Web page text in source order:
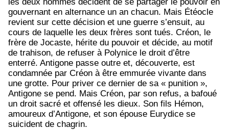
gouvernant en alternance un an chacun. Mais Étéocle
revient sur cette décision et une guerre s’ensuit, au
cours de laquelle les deux frères sont tués. Créon, le
frère de Jocaste, hérite du pouvoir et décide, au motif
de trahison, de refuser à Polynice le droit d’être
enterré. Antigone passe outre et, découverte, est
condamnée par Créon à être emmurée vivante dans
une grotte. Pour priver ce dernier de sa « punition »,
Antigone se pend. Mais Créon, par son refus, a bafoué
un droit sacré et offensé les dieux. Son fils Hémon,
amoureux d’Antigone, et son épouse Eurydice se
suicident de chagrin.